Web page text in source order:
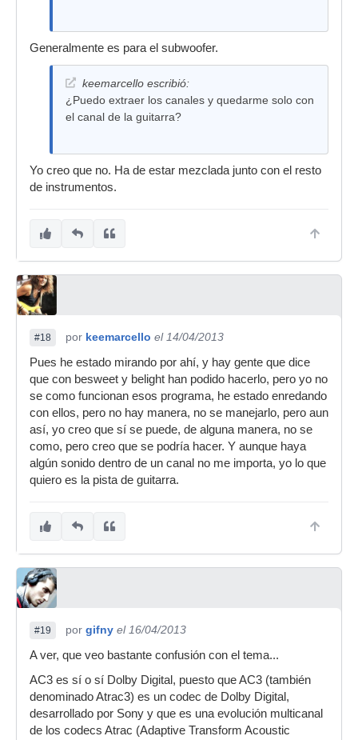
Generalmente es para el subwoofer.
keemarcello escribió:
¿Puedo extraer los canales y quedarme solo con
el canal de la guitarra?
Yo creo que no. Ha de estar mezclada junto con el resto
de instrumentos.
#18 por keemarcello el 14/04/2013
Pues he estado mirando por ahí, y hay gente que dice
que con besweet y belight han podido hacerlo, pero yo no
se como funcionan esos programa, he estado enredando
con ellos, pero no hay manera, no se manejarlo, pero aun
así, yo creo que sí se puede, de alguna manera, no se
como, pero creo que se podría hacer. Y aunque haya
algún sonido dentro de un canal no me importa, yo lo que
quiero es la pista de guitarra.
#19 por gifny el 16/04/2013
A ver, que veo bastante confusión con el tema...
AC3 es sí o sí Dolby Digital, puesto que AC3 (también
denominado Atrac3) es un codec de Dolby Digital,
desarrollado por Sony y que es una evolución multicanal
de los codecs Atrac (Adaptive Transform Acoustic